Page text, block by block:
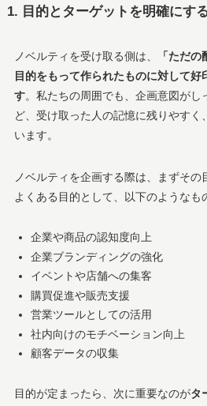
1. 目的とターゲットを明確にす
ノベルティを受け取る側は、
「ただ
目的をもって作られたものに対して好
す。私たちの周囲でも、企画意図がし
ど、受け取った人の記憶に残りやすく
います。
ノベルティを企画する際は、まずその
よくある目的として、以下のようなも
企業や商品の認知度向上
企業ブランディングの強化
イベントや店舗への集客
購買促進や販売支援
営業ツールとしての活用
社内向けのモチベーション向上
顧客データの収集
目的が定まったら、次に重要なのがタ